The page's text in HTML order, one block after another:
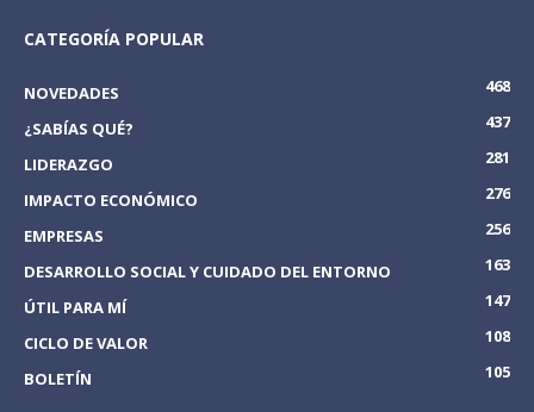
CATEGORÍA POPULAR
NOVEDADES
468
¿SABÍAS QUÉ?
437
LIDERAZGO
281
IMPACTO ECONÓMICO
276
EMPRESAS
256
DESARROLLO SOCIAL Y CUIDADO DEL ENTORNO
163
ÚTIL PARA MÍ
147
CICLO DE VALOR
108
BOLETÍN
105